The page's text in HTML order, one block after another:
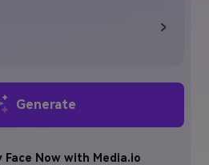
Generate
Face Now with Media.io